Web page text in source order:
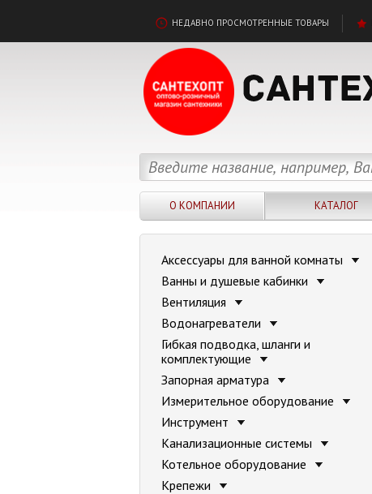
НЕДАВНО ПРОСМОТРЕННЫЕ ТОВАРЫ
О КОМПАНИИ КАТАЛОГ
Аксессуары для ванной комнаты
Ванны и душевые кабинки
Вентиляция
Водонагреватели
Гибкая подводка, шланги и
комплектующие
Запорная арматура
Измерительное оборудование
Инструмент
Канализационные системы
Котельное оборудование
Крепежи